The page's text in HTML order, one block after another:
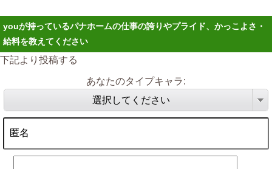
youが持っているパナホームの仕事の誇りやプライド、かっこよさ・
給料を教えてください
下記より投稿する
あなたのタイプキャラ:
選択してください